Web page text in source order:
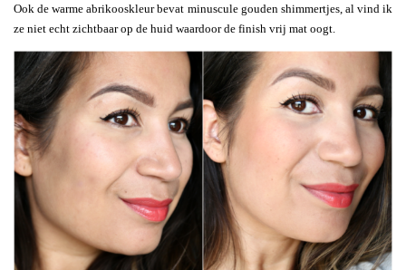
Ook de warme abrikooskleur bevat minuscule gouden shimmertjes, al vind ik
ze niet echt zichtbaar op de huid waardoor de finish vrij mat oogt.